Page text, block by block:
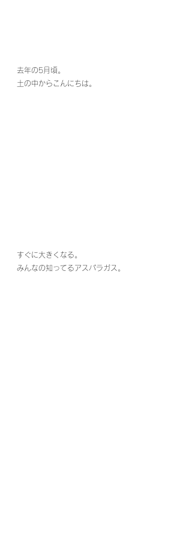
去年の5月頃。
土の中からこんにちは。
すぐに大きくなる。
みんなの知ってるアスパラガス。